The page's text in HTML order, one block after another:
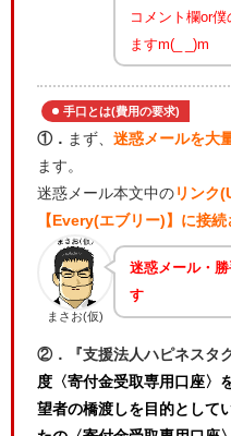
コメント欄or
ますm(_ _)m
手口とは(費用の要求)
①． まず、 迷惑メールを大
ます。
迷惑メール本文中の リンク
【Every(エブリー)】に接
まさお(仮)
迷惑メール・
す
②．『支援法人ハピネスタ
度〈寄付金受取専用口座〉
望者の橋渡しを目的として